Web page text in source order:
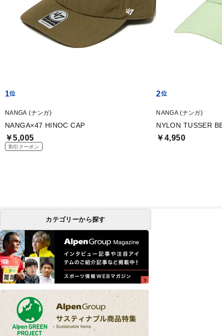
1
NANGA (ナンガ)
NANGA×47 HINOC CAP
￥5,005
割引クーポン
2
NANGA (ナンガ)
NYLON TUSSER
￥4,950
カテゴリーから探す